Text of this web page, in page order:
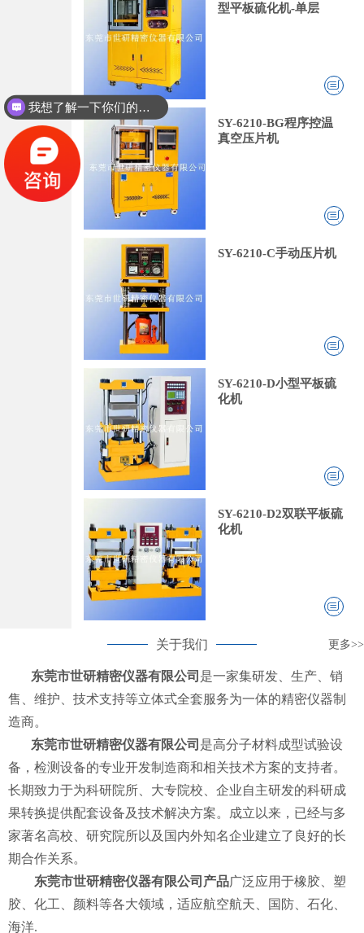
型平板硫化机-单层
SY-6210-BG程序控温
真空压片机
SY-6210-C手动压片机
SY-6210-D小型平板硫
化机
SY-6210-D2双联平板硫
化机
关于我们 更多>>
东莞市世研精密仪器有限公司 是一家集研发、生产、销
售、维护、技术支持等立体式全套服务为一体的精密仪器制
造商。
东莞市世研精密仪器有限公司 是高分子材料成型试验设
备，检测设备的专业开发制造商和相关技术方案的支持者。
长期致力于为科研院所、大专院校、企业自主研发的科研成
果转换提供配套设备及技术解决方案。成立以来，已经与多
家著名高校、研究院所以及国内外知名企业建立了良好的长
期合作关系。
东莞市世研精密仪器有限公司产品广泛应用于橡胶、塑
胶、化工、颜料等各大领域，适应航空航天、国防、石化、
海洋.
我想了解一下你们的双螺杆挤出机同？